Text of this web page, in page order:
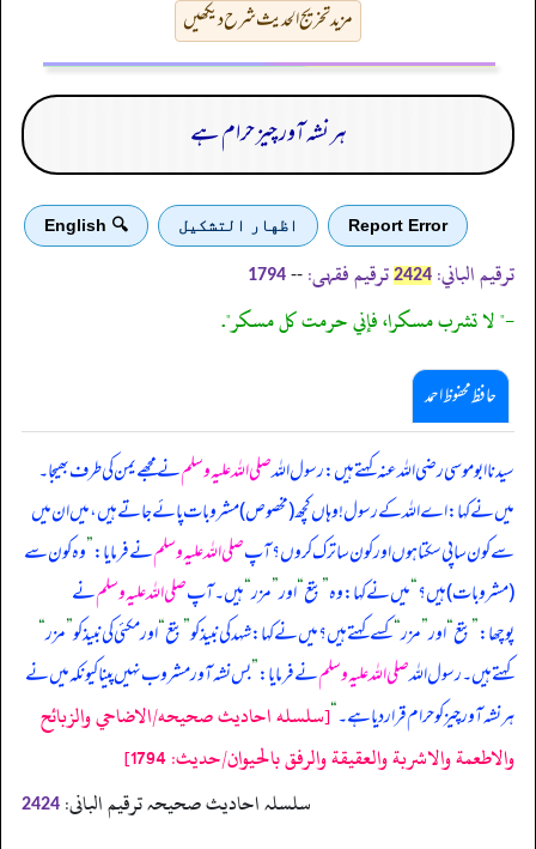
مزید تخریج الحدیث شرح دیکھیں
ہر نشہ آور چیز حرام ہے
Report Error اظهار التشكيل 🔍 English
ترقیم الباني: 2424 ترقیم فقہی: --
1794
-" لا تشرب مسكرا، فإني حرمت كل مسكر".
حافظ محفوظ احمد
سیدنا ابوموسی رضی اللہ عنہ کہتے ہیں: رسول اللہصلی اللہ علیہ وسلمنے مجھے یمن کی طرف بھیجا۔
میں نے کہا: اے اللہ کے رسول! وہاں کچھ (مخصوص) مشروبات پائے جاتے ہیں، میں ان میں
سے کون سا پی سکتا ہوں اور کون سا ترک کروں؟ آپصلی اللہ علیہ وسلمنے فرمایا:”وہ کون سے
(مشروبات) ہیں؟“میں نے کہا: وہ”بتع“اور”مزر“ہیں۔ آپصلی اللہ علیہ وسلمنے
پوچھا:”بتع“اور”مزر“کسے کہتے ہیں؟ میں نے کہا: شہد کی نبیذ کو”بتع“اور مکئی کی نبیذ کو”مزر“
کہتے ہیں۔ رسول اللہصلی اللہ علیہ وسلمنے فرمایا:”بس نشہ آور مشروب نہیں پینا کیونکہ میں نے
ہر نشہ آور چیز کو حرام قرار دیا ہے۔“[سلسله احاديث صحيحه/الاضاحي والزبائح
والاطعمة والاشربة والعقيقة والرفق بالحيوان/حدیث: 1794]
سلسلہ احادیث صحیحہ ترقیم البانی: 2424